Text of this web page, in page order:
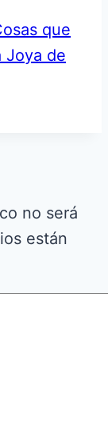
que
Joya de
no será
están